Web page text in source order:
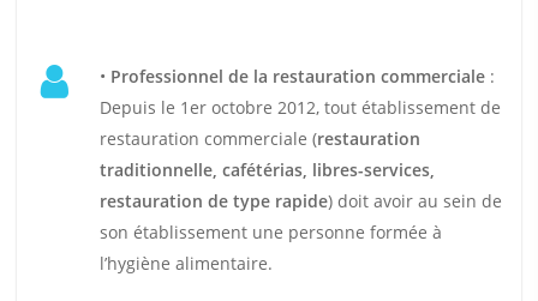
• Professionnel de la restauration commerciale:
Depuis le 1er octobre 2012, tout établissement de
restauration commerciale (restauration
traditionnelle, cafétérias, libres-services,
restauration de type rapide) doit avoir au sein de
son établissement une personne formée à
l’hygiène alimentaire.